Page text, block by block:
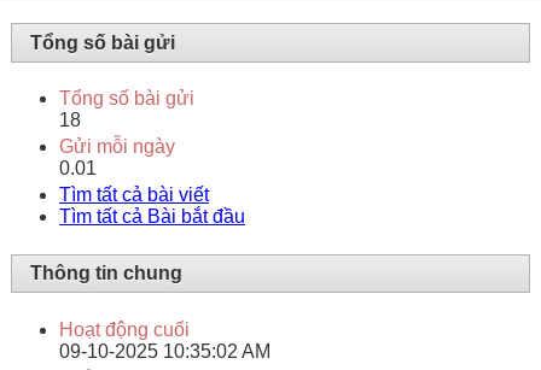
Tổng số bài gửi
Tổng số bài gửi
18
Gửi mỗi ngày
0.01
Tìm tất cả bài viết
Tìm tất cả Bài bắt đầu
Thông tin chung
Hoạt động cuối
09-10-2025 10:35:02 AM